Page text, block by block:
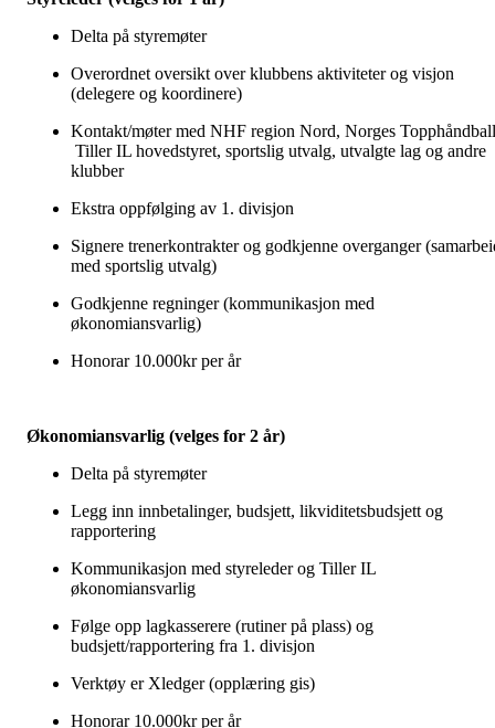
Delta på styremøter
Overordnet oversikt over klubbens aktiviteter og visjon
(delegere og koordinere)
Kontakt/møter med NHF region Nord, Norges
Tiller IL hovedstyret, sportslig utvalg, utvalgte lag og andre
klubber
Ekstra oppfølging av 1. divisjon
Signere trenerkontrakter og godkjenne overganger
med sportslig utvalg)
Godkjenne regninger (kommunikasjon med
økonomiansvarlig)
Honorar 10.000kr per år
Økonomiansvarlig (velges for 2 år)
Delta på styremøter
Legg inn innbetalinger, budsjett, likviditetsbudsjett og
rapportering
Kommunikasjon med styreleder og Tiller IL
økonomiansvarlig
Følge opp lagkasserere (rutiner på plass) og
budsjett/rapportering fra 1. divisjon
Verktøy er Xledger (opplæring gis)
Honorar 10.000kr per år